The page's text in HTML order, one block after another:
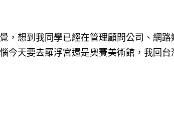
，想到我同學已經在管理顧問公司、網
今天要去羅浮宮還是奧賽美術館，我回